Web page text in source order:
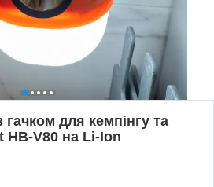
гачком для кемпінгу та
HB-V80 на Li-Ion